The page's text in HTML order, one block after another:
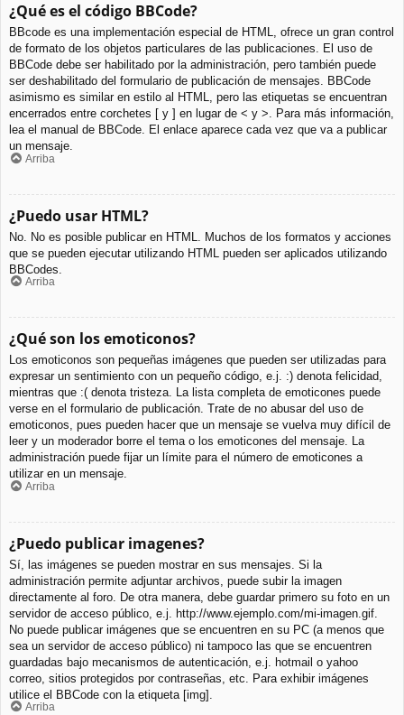
¿Qué es el código BBCode?
BBcode es una implementación especial de HTML, ofrece un gran control
de formato de los objetos particulares de las publicaciones. El uso de
BBCode debe ser habilitado por la administración, pero también puede
ser deshabilitado del formulario de publicación de mensajes. BBCode
asimismo es similar en estilo al HTML, pero las etiquetas se encuentran
encerrados entre corchetes [ y ] en lugar de < y >. Para más información,
lea el manual de BBCode. El enlace aparece cada vez que va a publicar
un mensaje.
Arriba
¿Puedo usar HTML?
No. No es posible publicar en HTML. Muchos de los formatos y acciones
que se pueden ejecutar utilizando HTML pueden ser aplicados utilizando
BBCodes.
Arriba
¿Qué son los emoticonos?
Los emoticonos son pequeñas imágenes que pueden ser utilizadas para
expresar un sentimiento con un pequeño código, e.j. :) denota felicidad,
mientras que :( denota tristeza. La lista completa de emoticones puede
verse en el formulario de publicación. Trate de no abusar del uso de
emoticonos, pues pueden hacer que un mensaje se vuelva muy difícil de
leer y un moderador borre el tema o los emoticones del mensaje. La
administración puede fijar un límite para el número de emoticones a
utilizar en un mensaje.
Arriba
¿Puedo publicar imagenes?
Sí, las imágenes se pueden mostrar en sus mensajes. Si la
administración permite adjuntar archivos, puede subir la imagen
directamente al foro. De otra manera, debe guardar primero su foto en un
servidor de acceso público, e.j. http://www.ejemplo.com/mi-imagen.gif.
No puede publicar imágenes que se encuentren en su PC (a menos que
sea un servidor de acceso público) ni tampoco las que se encuentren
guardadas bajo mecanismos de autenticación, e.j. hotmail o yahoo
correo, sitios protegidos por contraseñas, etc. Para exhibir imágenes
utilice el BBCode con la etiqueta [img].
Arriba